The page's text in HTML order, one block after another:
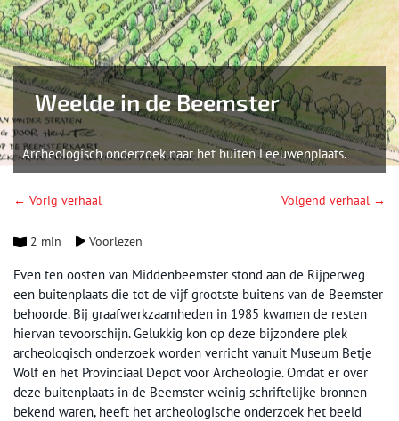
Weelde in de Beemster
Archeologisch onderzoek naar het buiten Leeuwenplaats.
← Vorig verhaal Volgend verhaal →
2 min Voorlezen
Even ten oosten van Middenbeemster stond aan de Rijperweg
een buitenplaats die tot de vijf grootste buitens van de Beemster
behoorde. Bij graafwerkzaamheden in 1985 kwamen de resten
hiervan tevoorschijn. Gelukkig kon op deze bijzondere plek
archeologisch onderzoek worden verricht vanuit Museum Betje
Wolf en het Provinciaal Depot voor Archeologie. Omdat er over
deze buitenplaats in de Beemster weinig schriftelijke bronnen
bekend waren, heeft het archeologische onderzoek het beeld